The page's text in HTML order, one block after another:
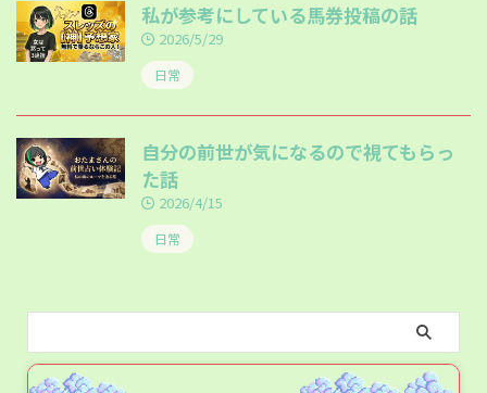
私が参考にしている馬券投稿の話
2026/5/29
日常
自分の前世が気になるので視てもらっ
た話
2026/4/15
日常